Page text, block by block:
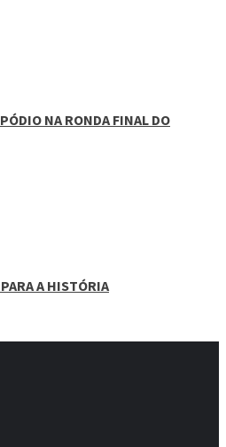
NA RONDA FINAL DO
A HISTÓRIA